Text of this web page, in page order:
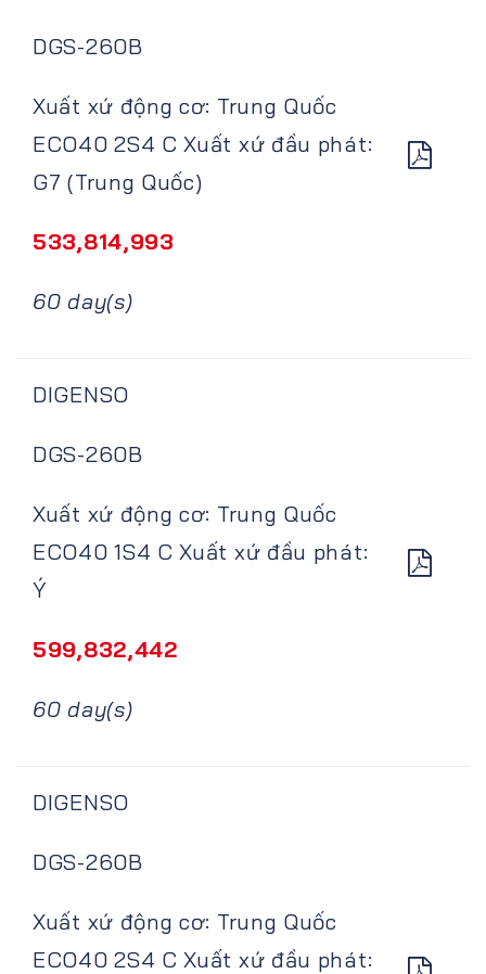
DGS-260B
Xuất xứ động cơ: Trung Quốc
ECO40 2S4 C Xuất xứ đầu phát:
G7 (Trung Quốc)
533,814,993
60 day(s)
DIGENSO
DGS-260B
Xuất xứ động cơ: Trung Quốc
ECO40 1S4 C Xuất xứ đầu phát:
Ý
599,832,442
60 day(s)
DIGENSO
DGS-260B
Xuất xứ động cơ: Trung Quốc
ECO40 2S4 C Xuất xứ đầu phát: